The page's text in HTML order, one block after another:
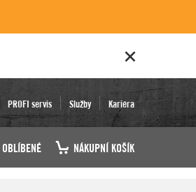
PROFI servis Služby Kariéra
OBLÍBENÉ NÁKUPNÍ KOŠÍK